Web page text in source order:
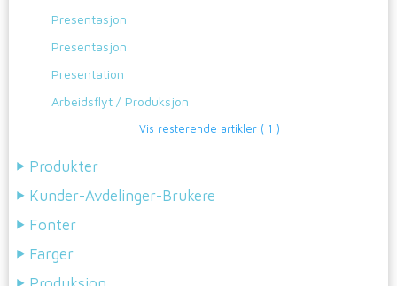
Presentasjon
Presentasjon
Presentation
Arbeidsflyt / Produksjon
Vis resterende artikler ( 1 )
Produkter
Kunder-Avdelinger-Brukere
Fonter
Farger